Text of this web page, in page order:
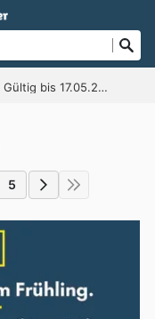
Gültig bis 17.05.2026
5